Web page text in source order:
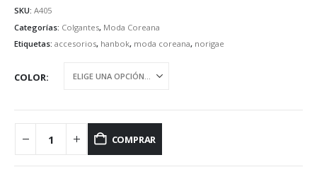
SKU: A405
Categorías: Colgantes, Moda Coreana
Etiquetas: accesorios, hanbok, moda coreana, norigae
COLOR
COMPRAR